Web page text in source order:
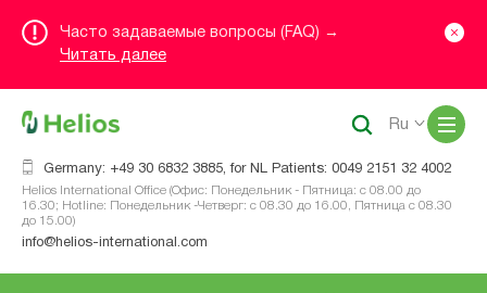
Часто задаваемые вопросы (FAQ) →
Читать далее
Germany: +49 30 6832 3885, for NL Patients: 0049 2151 32 4002
Helios International Office (Офис: Понедельник - Пятница: с 08.00 до
16.30; Hotline: Понедельник -Четверг: с 08.30 до 16.00, Пятница с 08.30
до 15.00)
info@helios-international.com
Ru